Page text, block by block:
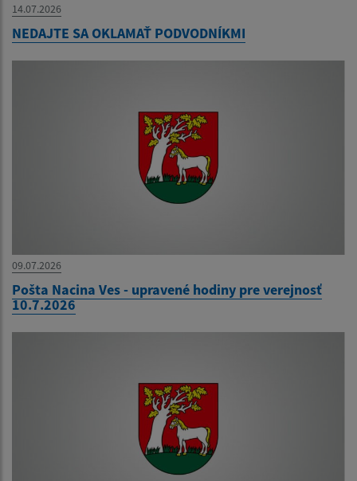
14.07.2026
NEDAJTE SA OKLAMAŤ PODVODNÍKMI
09.07.2026
Pošta Nacina Ves - upravené hodiny pre verejnosť
10.7.2026